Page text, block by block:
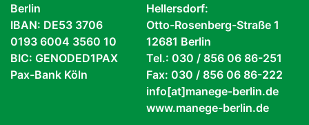
Berlin
IBAN: DE53 3706
0193 6004 3560 10
BIC: GENODED1PAX
Pax-Bank Köln
Hellersdorf:
Otto-Rosenberg-Straße 1
12681 Berlin
Tel.: 030 / 856 06 86-251
Fax: 030 / 856 06 86-222
info[at]manege-berlin.de
www.manege-berlin.de